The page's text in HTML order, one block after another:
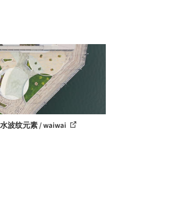
波纹元素 / waiwai